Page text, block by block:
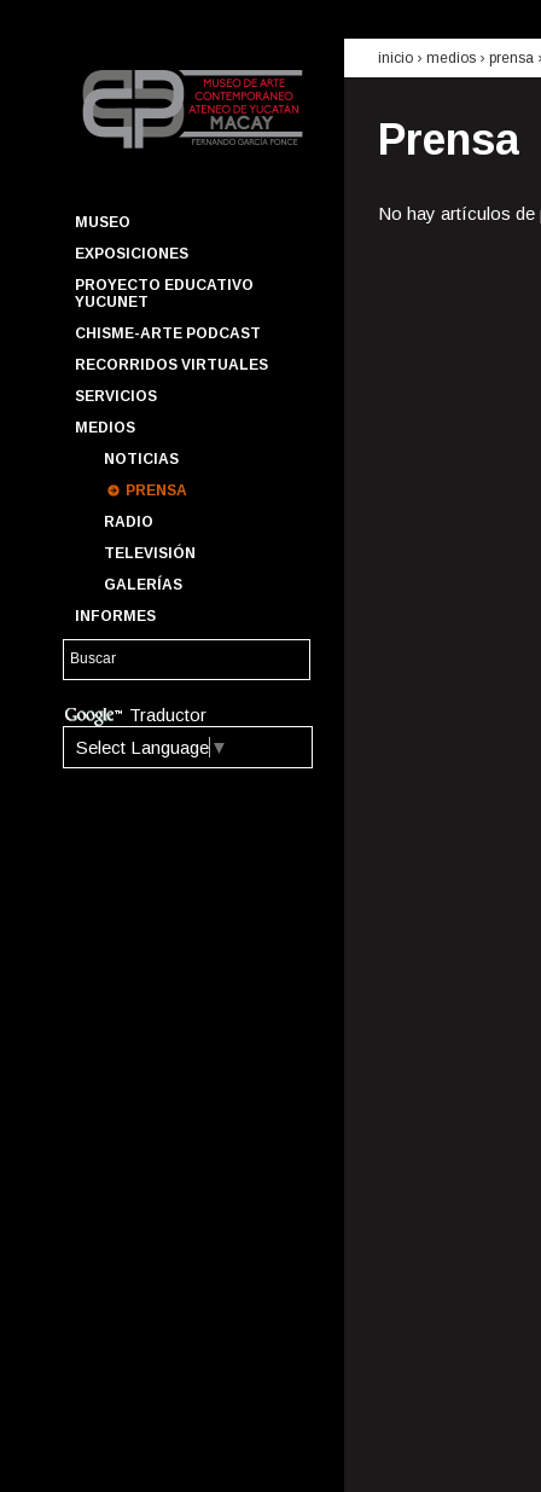
MUSEO
EXPOSICIONES
PROYECTO EDUCATIVO
YUCUNET
CHISME-ARTE PODCAST
RECORRIDOS VIRTUALES
SERVICIOS
MEDIOS
NOTICIAS
PRENSA
RADIO
TELEVISIÓN
GALERÍAS
INFORMES
Traductor
Select Language ▼
inicio › medios › prensa
Prensa
No hay artículos de